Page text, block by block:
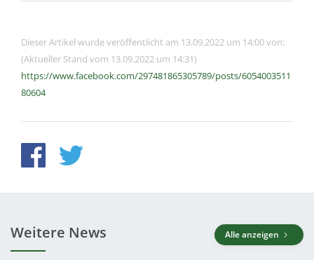
Dieser Artikel wurde veröffentlicht am 13.09.2022 um 14:00 von:
(Aktueller Stand vom 13.09.2022 um 14:31)
https://www.facebook.com/297481865305789/posts/6054003511
80604
Weitere News Alle anzeigen